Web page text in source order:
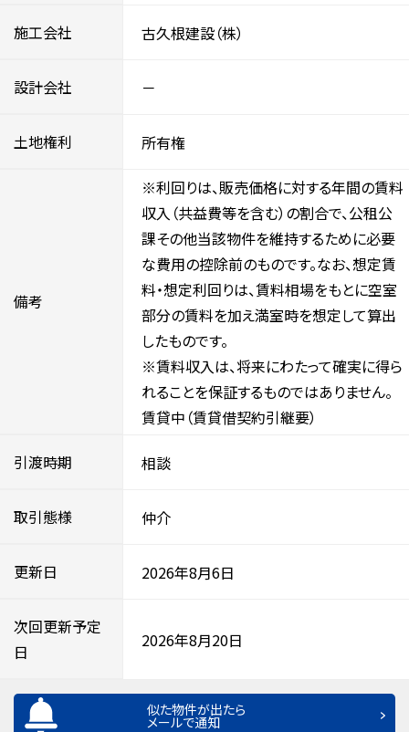
施工会社 古久根建設（株）
設計会社 －
土地権利 所有権
備考
※利回りは、販売価格に対する年間の賃料
収入（共益費等を含む）の割合で、公租公
課その他当該物件を維持するために必要
な費用の控除前のものです。なお、想定賃
料・想定利回りは、賃料相場をもとに空室
部分の賃料を加え満室時を想定して算出
したものです。
※賃料収入は、将来にわたって確実に得ら
れることを保証するものではありません。
賃貸中（賃貸借契約引継要）
引渡時期 相談
取引態様 仲介
更新日 2026年8月6日
次回更新予定
日
2026年8月20日
似た物件が出たら
メールで通知